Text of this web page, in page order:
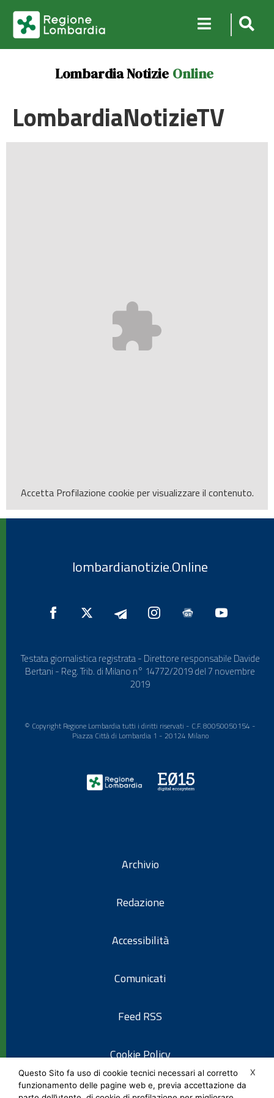
Lombardia Notizie Online
LombardiaNotizieTV
Accetta Profilazione cookie per visualizzare il contenuto.
lombardianotizie.Online
Testata giornalistica registrata - Direttore responsabile Davide
Bertani - Reg. Trib. di Milano n° 14772/2019 del 7 novembre
2019
© Copyright Regione Lombardia tutti i diritti riservati - C.F. 80050050154 -
Piazza Città di Lombardia 1 - 20124 Milano
Archivio
Redazione
Accessibilità
Comunicati
Feed RSS
Cookie Policy
Informativa privacy
X
Questo Sito fa uso di cookie tecnici necessari al corretto
funzionamento delle pagine web e, previa accettazione da